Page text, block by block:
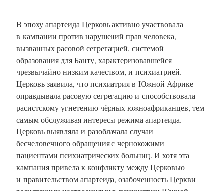
В эпоху апартеида Церковь активно участвовала
в кампании против нарушений прав человека,
вызванных расовой сегрегацией, системой
образования для Банту, характеризовавшейся
чрезвычайно низким качеством, и психиатрией.
Церковь заявила, что психиатрия в Южной Африке
оправдывала расовую сегрегацию и способствовала
расистскому угнетению чёрных южноафриканцев, тем
самым обслуживая интересы режима апартеида.
Церковь выявляла и разоблачала случаи
бесчеловечного обращения с чернокожими
пациентами психиатрических больниц. И хотя эта
кампания привела к конфликту между Церковью
и правительством апартеида, озабоченность Церкви